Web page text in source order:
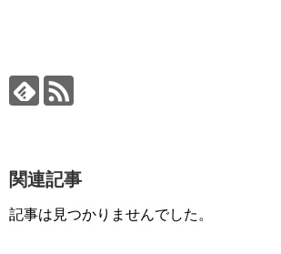
関連記事
記事は見つかりませんでした。